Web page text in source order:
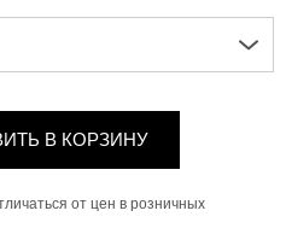
В КОРЗИНУ
от цен в розничных